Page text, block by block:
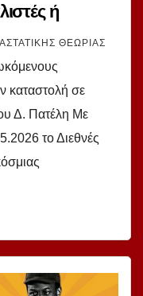
ή
σε σύμπραξη
Πατέλη
ΘΕΩΡΊΑΣ
καταστολή σε
Δ. Πατέλη Με
το Διεθνές